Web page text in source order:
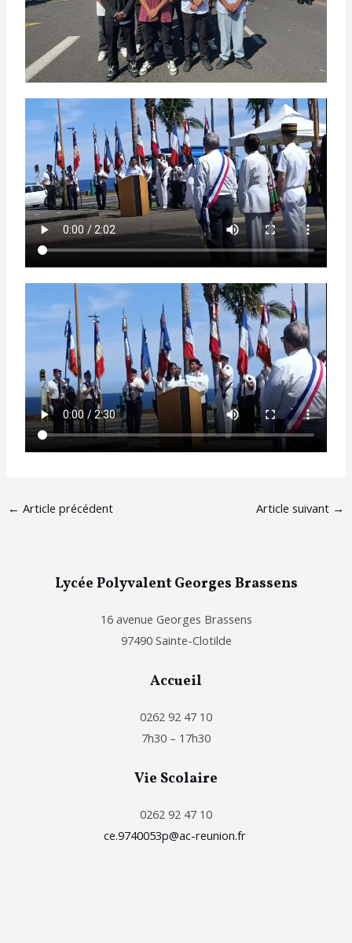
← Article précédent Article suivant →
Lycée Polyvalent Georges Brassens
16 avenue Georges Brassens
97490 Sainte-Clotilde
Accueil
0262 92 47 10
7h30 – 17h30
Vie Scolaire
0262 92 47 10
ce.9740053p@ac-reunion.fr